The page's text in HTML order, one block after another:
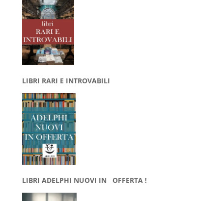
LIBRI RARI E INTROVABILI
LIBRI ADELPHI NUOVI IN OFFERTA !